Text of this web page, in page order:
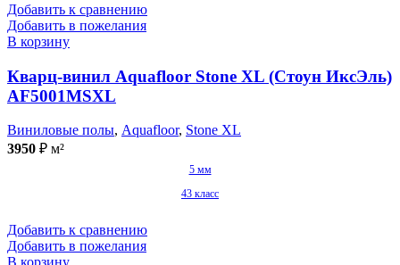
Добавить к сравнению
Добавить в пожелания
В корзину
Кварц-винил Aquafloor Stone XL (Стоун ИксЭль)
AF5001MSXL
Виниловые полы, Aquafloor, Stone XL
3950 ₽ м²
5 мм
43 класс
Добавить к сравнению
Добавить в пожелания